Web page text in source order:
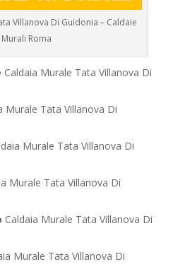
Villanova Di Guidonia – Caldaie
Murali Roma
Caldaia Murale Tata Villanova Di
Murale Tata Villanova Di
Murale Tata Villanova Di
Murale Tata Villanova Di
Caldaia Murale Tata Villanova Di
Murale Tata Villanova Di